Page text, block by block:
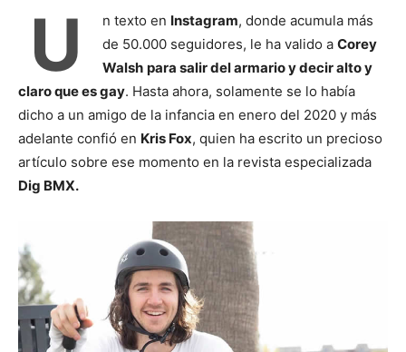
U n texto en Instagram, donde acumula más
de 50.000 seguidores, le ha valido a Corey
Walsh para salir del armario y decir alto y
claro que es gay. Hasta ahora, solamente se lo había
dicho a un amigo de la infancia en enero del 2020 y más
adelante confió en Kris Fox, quien ha escrito un precioso
artículo sobre ese momento en la revista especializada
Dig BMX.